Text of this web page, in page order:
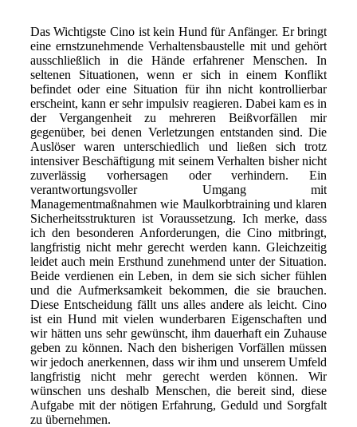
Das Wichtigste Cino ist kein Hund für Anfänger. Er bringt
eine ernstzunehmende Verhaltensbaustelle mit und gehört
ausschließlich in die Hände erfahrener Menschen. In
seltenen Situationen, wenn er sich in einem Konflikt
befindet oder eine Situation für ihn nicht kontrollierbar
erscheint, kann er sehr impulsiv reagieren. Dabei kam es in
der Vergangenheit zu mehreren Beißvorfällen mir
gegenüber, bei denen Verletzungen entstanden sind. Die
Auslöser waren unterschiedlich und ließen sich trotz
intensiver Beschäftigung mit seinem Verhalten bisher nicht
zuverlässig vorhersagen oder verhindern. Ein
verantwortungsvoller Umgang mit
Managementmaßnahmen wie Maulkorbtraining und klaren
Sicherheitsstrukturen ist Voraussetzung. Ich merke, dass
ich den besonderen Anforderungen, die Cino mitbringt,
langfristig nicht mehr gerecht werden kann. Gleichzeitig
leidet auch mein Ersthund zunehmend unter der Situation.
Beide verdienen ein Leben, in dem sie sich sicher fühlen
und die Aufmerksamkeit bekommen, die sie brauchen.
Diese Entscheidung fällt uns alles andere als leicht. Cino
ist ein Hund mit vielen wunderbaren Eigenschaften und
wir hätten uns sehr gewünscht, ihm dauerhaft ein Zuhause
geben zu können. Nach den bisherigen Vorfällen müssen
wir jedoch anerkennen, dass wir ihm und unserem Umfeld
langfristig nicht mehr gerecht werden können. Wir
wünschen uns deshalb Menschen, die bereit sind, diese
Aufgabe mit der nötigen Erfahrung, Geduld und Sorgfalt
zu übernehmen.